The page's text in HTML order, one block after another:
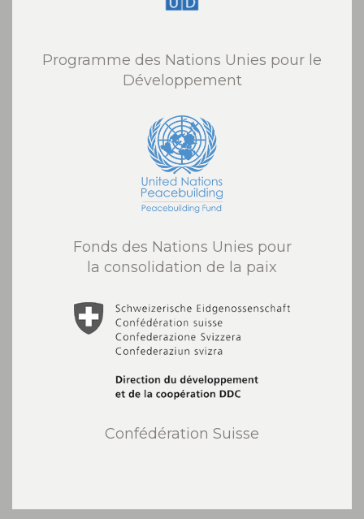
Programme des Nations Unies pour le
Développement
Fonds des Nations Unies pour
la consolidation de la paix
Confédération Suisse